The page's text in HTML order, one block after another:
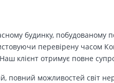
будинку,
перевірену часом
клієнт отримує повне
повний можливостей світ